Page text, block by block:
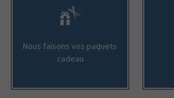
Nous faisons vos paquets
cadeau